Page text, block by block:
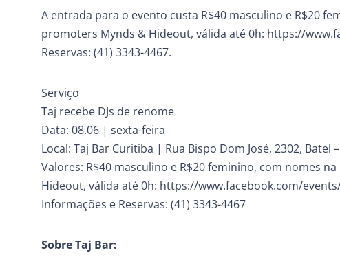
A entrada para o evento custa R$40 masculino e R$20
promoters Mynds & Hideout, válida até 0h: https://
Reservas: (41) 3343-4467.
Serviço
Taj recebe DJs de renome
Data: 08.06 | sexta-feira
Local: Taj Bar Curitiba | Rua Bispo Dom José, 2302, Batel
Valores: R$40 masculino e R$20 feminino, com nomes
Hideout, válida até 0h: https://www.facebook.com/
Informações e Reservas: (41) 3343-4467
Sobre Taj Bar: